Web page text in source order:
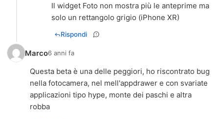
Il widget Foto non mostra più le anteprime ma
solo un rettangolo grigio (iPhone XR)
Rispondi
Marco6 anni fa
Questa beta è una delle peggiori, ho riscontrato bug
nella fotocamera, nel mell'appdrawer e con svariate
applicazioni tipo hype, monte dei paschi e altra
robba